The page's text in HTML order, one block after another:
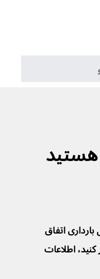
در هفته‌های اول بارداری اتفاق
کنید، اطلاعات